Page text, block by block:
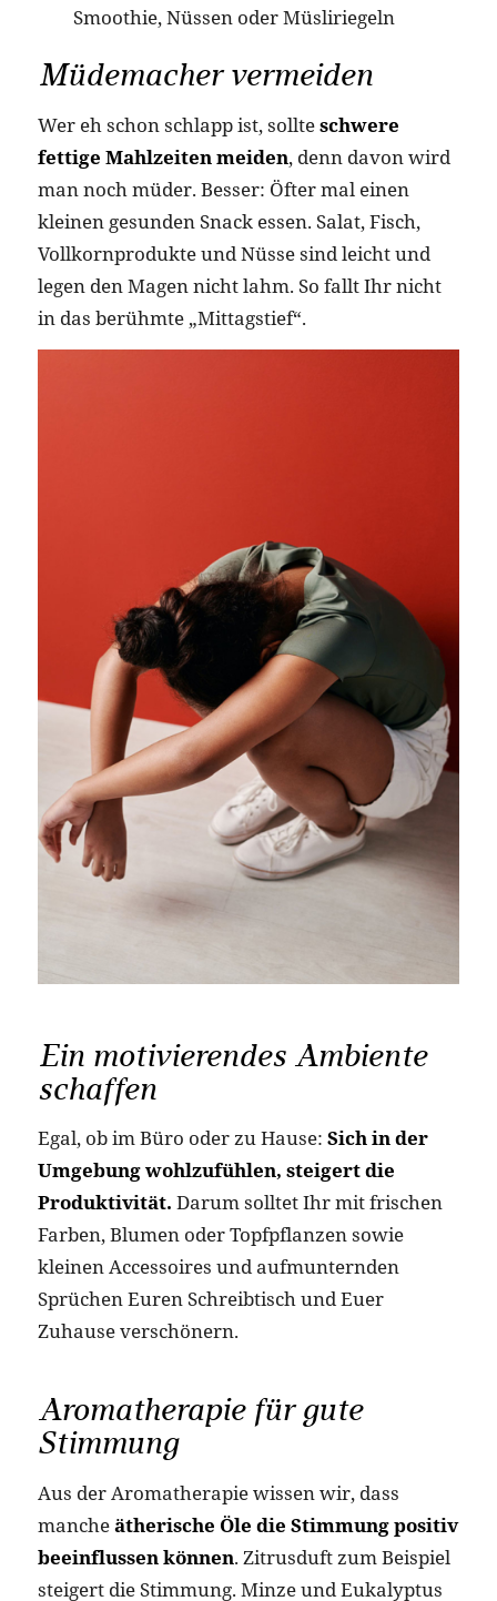
Smoothie, Nüssen oder Müsliriegeln
Müdemacher vermeiden
Wer eh schon schlapp ist, sollteschwere
fettige Mahlzeiten meiden, denn davon wird
man noch müder. Besser: Öfter mal einen
kleinen gesunden Snack essen. Salat, Fisch,
Vollkornprodukte und Nüsse sind leicht und
legen den Magen nicht lahm. So fallt Ihr nicht
in das berühmte „Mittagstief“.
Ein motivierendes Ambiente
schaffen
Egal, ob im Büro oder zu Hause: Sich in der
Umgebung wohlzufühlen, steigert die
Produktivität. Darum solltet Ihr mit frischen
Farben, Blumen oder Topfpflanzen sowie
kleinen Accessoires und aufmunternden
Sprüchen Euren Schreibtisch und Euer
Zuhause verschönern.
Aromatherapie für gute
Stimmung
Aus der Aromatherapie wissen wir, dass
mancheätherische Öle die Stimmung positiv
beeinflussen können. Zitrusduft zum Beispiel
steigert die Stimmung. Minze und Eukalyptus